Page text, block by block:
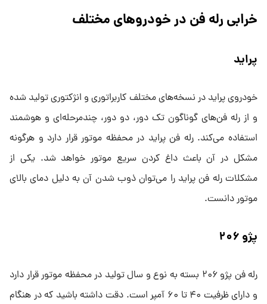
خرابی رله فن در خودروهای مختلف
پراید
خودروی پراید در نسخه‌های مختلف کاربراتوری و انژکتوری تولید شده
و از رله فن‌های گوناگون تک دور، دو دور، چندمرحله‌ای و هوشمند
استفاده می‌کند. رله فن پراید در محفظه موتور قرار دارد و هرگونه
مشکل در آن باعث داغ کردن سریع موتور خواهد شد. یکی از
مشکلات رله فن پراید را می‌توان ذوب شدن آن به دلیل دمای بالای
موتور دانست.
پژو ۲۰۶
رله فن پژو ۲۰۶ بسته به نوع و سال تولید در محفظه موتور قرار دارد
و دارای ظرفیت ۴۰ تا ۶۰ آمپر است. دقت داشته باشید که در هنگام